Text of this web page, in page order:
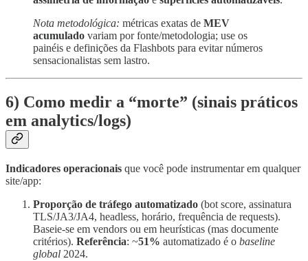
Nota metodológica: métricas exatas de MEV
acumulado variam por fonte/metodologia; use os
painéis e definições da Flashbots para evitar números
sensacionalistas sem lastro.
6) Como medir a “morte” (sinais práticos
em analytics/logs)
Indicadores operacionais que você pode instrumentar em qualquer
site/app:
Proporção de tráfego automatizado (bot score, assinatura
TLS/JA3/JA4, headless, horário, frequência de requests).
Baseie‑se em vendors ou em heurísticas (mas documente
critérios). Referência: ~51% automatizado é o baseline
global 2024.